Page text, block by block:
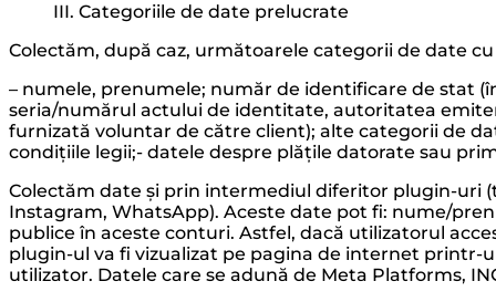
III. Categoriile de date prelucrate
Colectăm, după caz, următoarele categorii de date
– numele, prenumele; număr de identificare de stat
seria/numărul actului de identitate, autoritatea
furnizată voluntar de către client); alte categorii de
condițiile legii;- datele despre plățile datorate sau
Colectăm date și prin intermediul diferitor plugin-uri
Instagram, WhatsApp). Aceste date pot fi: nume/
publice în aceste conturi. Astfel, dacă utilizatorul
plugin-ul va fi vizualizat pe pagina de internet printr-
utilizator. Datele care se adună de Meta Platforms,